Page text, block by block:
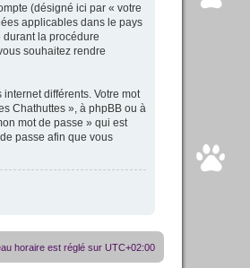
(désigné ici par « votre
applicables dans le pays
durant la procédure
souhaitez rendre
différents. Votre mot
Chathuttes », à phpBB ou à
mot de passe » qui est
passe afin que vous
horaire est réglé sur UTC+02:00